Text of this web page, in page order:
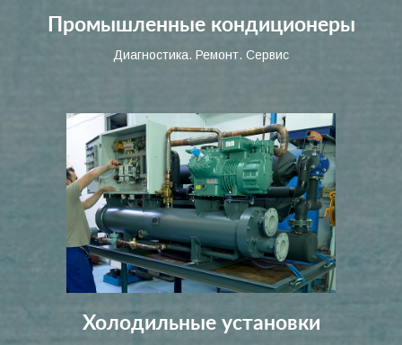
Промышленные кондиционеры
Диагностика. Ремонт. Сервис
Холодильные установки